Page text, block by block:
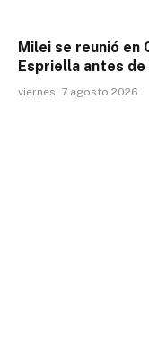
Milei se reunió en
Espriella antes
viernes, 7 agosto 2026